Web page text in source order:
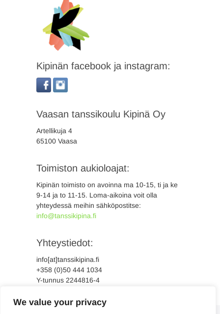
We value your privacy
Kipinän facebook ja instagram:
Vaasan tanssikoulu Kipinä Oy
Artellikuja 4
65100 Vaasa
Toimiston aukioloajat:
Kipinän toimisto on avoinna ma 10-15, ti ja ke
9-14 ja to 11-15. Loma-aikoina voit olla
yhteydessä meihin sähköpostitse:
info@tanssikipina.fi
Yhteystiedot:
info[at]tanssikipina.fi
+358 (0)50 444 1034
Y-tunnus 2244816-4